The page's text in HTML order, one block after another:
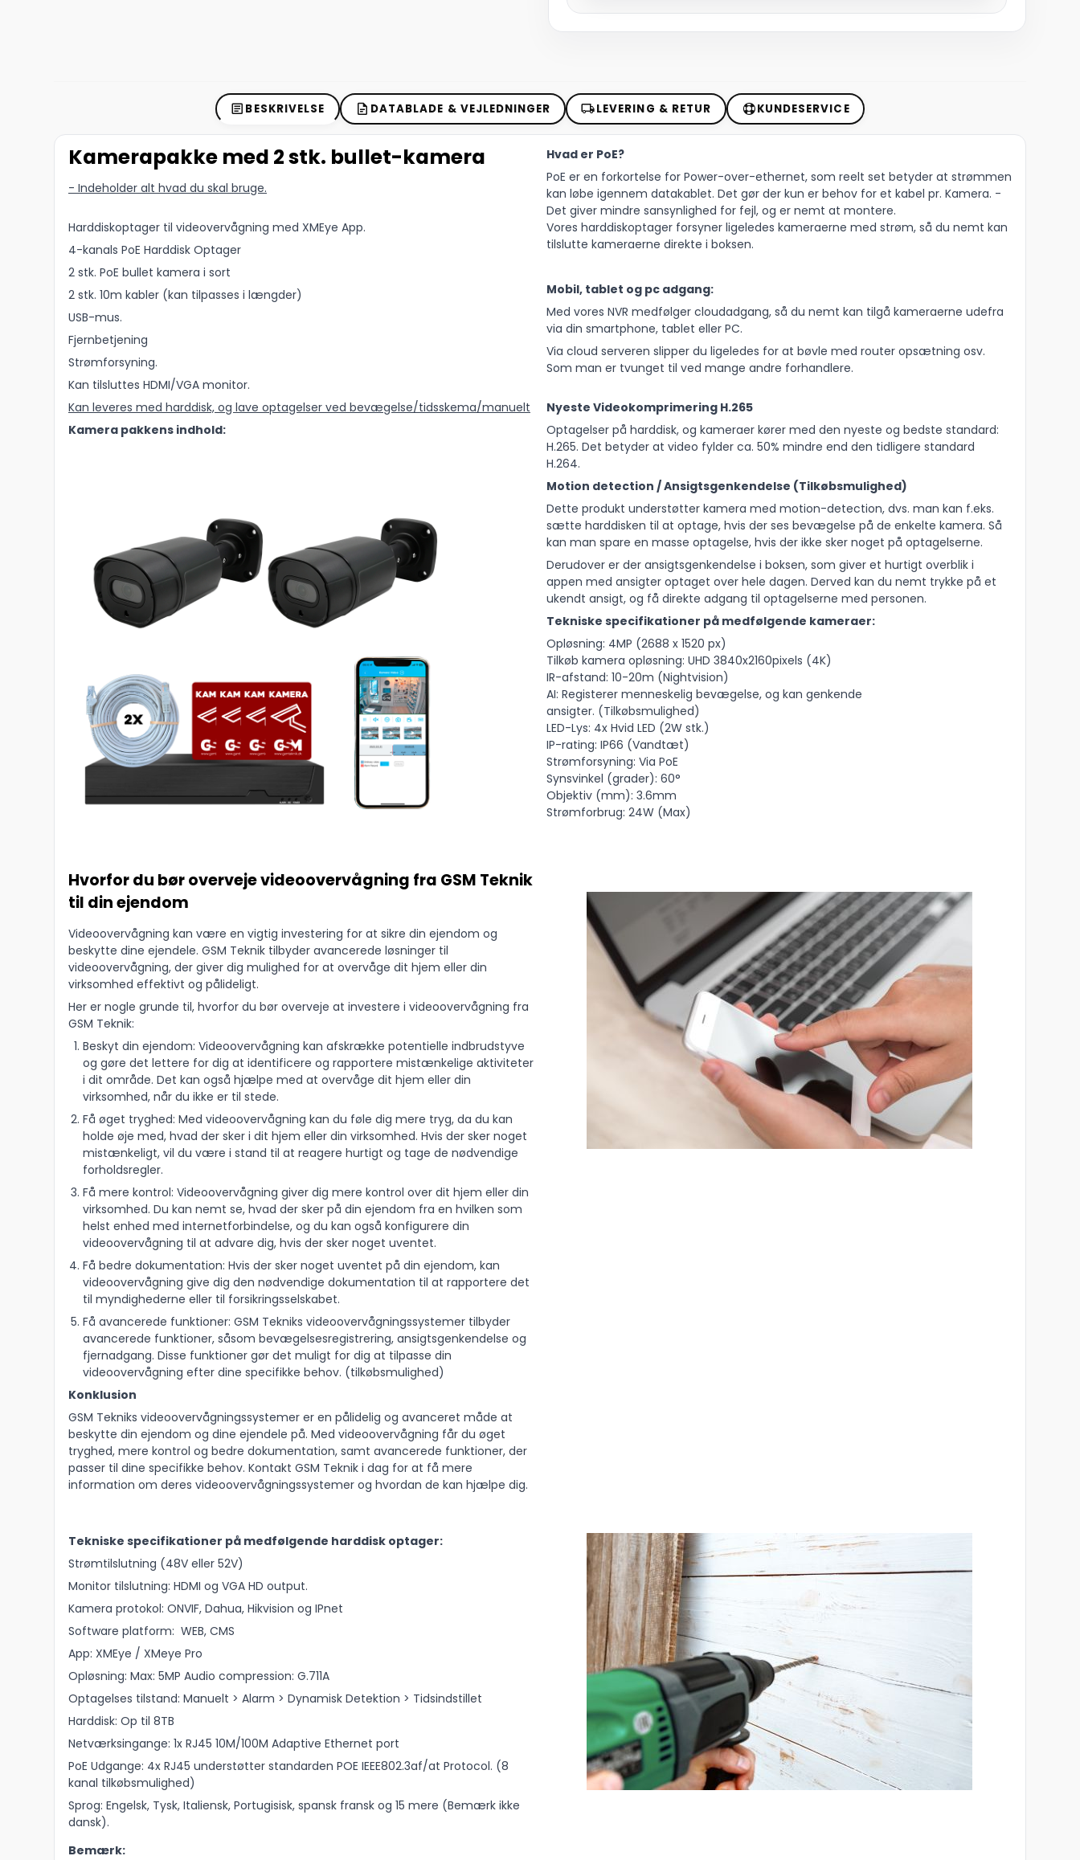
BESKRIVELSE DATABLADE & VEJLEDNINGER LEVERING & RETUR KUNDESERVICE
Kamerapakke med 2 stk. bullet-kamera
- Indeholder alt hvad du skal bruge.
Harddiskoptager til videovervågning med XMEye App.
4-kanals PoE Harddisk Optager
2 stk. PoE bullet kamera i sort
2 stk. 10m kabler (kan tilpasses i længder)
USB-mus.
Fjernbetjening
Strømforsyning.
Kan tilsluttes HDMI/VGA monitor.
Kan leveres med harddisk, og lave optagelser ved bevægelse/tidsskema/manuelt
Kamera pakkens indhold:
Hvad er PoE?
PoE er en forkortelse for Power-over-ethernet, som reelt set betyder at strømmen
kan løbe igennem datakablet. Det gør der kun er behov for et kabel pr. Kamera. -
Det giver mindre sansynlighed for fejl, og er nemt at montere.
Vores harddiskoptager forsyner ligeledes kameraerne med strøm, så du nemt kan
tilslutte kameraerne direkte i boksen.
Mobil, tablet og pc adgang:
Med vores NVR medfølger cloudadgang, så du nemt kan tilgå kameraerne udefra
via din smartphone, tablet eller PC.
Via cloud serveren slipper du ligeledes for at bøvle med router opsætning osv.
Som man er tvunget til ved mange andre forhandlere.
Nyeste Videokomprimering H.265
Optagelser på harddisk, og kameraer kører med den nyeste og bedste standard:
H.265. Det betyder at video fylder ca. 50% mindre end den tidligere standard
H.264.
Motion detection / Ansigtsgenkendelse (Tilkøbsmulighed)
Dette produkt understøtter kamera med motion-detection, dvs. man kan f.eks.
sætte harddisken til at optage, hvis der ses bevægelse på de enkelte kamera. Så
kan man spare en masse optagelse, hvis der ikke sker noget på optagelserne.
Derudover er der ansigtsgenkendelse i boksen, som giver et hurtigt overblik i
appen med ansigter optaget over hele dagen. Derved kan du nemt trykke på et
ukendt ansigt, og få direkte adgang til optagelserne med personen.
Tekniske specifikationer på medfølgende kameraer:
Opløsning: 4MP (2688 x 1520 px)
Tilkøb kamera opløsning: UHD 3840x2160pixels (4K)
IR-afstand: 10-20m (Nightvision)
AI: Registerer menneskelig bevægelse, og kan genkende
ansigter. (Tilkøbsmulighed)
LED-Lys: 4x Hvid LED (2W stk.)
IP-rating: IP66 (Vandtæt)
Strømforsyning: Via PoE
Synsvinkel (grader): 60°
Objektiv (mm): 3.6mm
Strømforbrug: 24W (Max)
Hvorfor du bør overveje videoovervågning fra GSM Teknik
til din ejendom
Videoovervågning kan være en vigtig investering for at sikre din ejendom og
beskytte dine ejendele. GSM Teknik tilbyder avancerede løsninger til
videoovervågning, der giver dig mulighed for at overvåge dit hjem eller din
virksomhed effektivt og pålideligt.
Her er nogle grunde til, hvorfor du bør overveje at investere i videoovervågning fra
GSM Teknik:
Beskyt din ejendom: Videoovervågning kan afskrække potentielle indbrudstyve
og gøre det lettere for dig at identificere og rapportere mistænkelige aktiviteter
i dit område. Det kan også hjælpe med at overvåge dit hjem eller din
virksomhed, når du ikke er til stede.
Få øget tryghed: Med videoovervågning kan du føle dig mere tryg, da du kan
holde øje med, hvad der sker i dit hjem eller din virksomhed. Hvis der sker noget
mistænkeligt, vil du være i stand til at reagere hurtigt og tage de nødvendige
forholdsregler.
Få mere kontrol: Videoovervågning giver dig mere kontrol over dit hjem eller din
virksomhed. Du kan nemt se, hvad der sker på din ejendom fra en hvilken som
helst enhed med internetforbindelse, og du kan også konfigurere din
videoovervågning til at advare dig, hvis der sker noget uventet.
Få bedre dokumentation: Hvis der sker noget uventet på din ejendom, kan
videoovervågning give dig den nødvendige dokumentation til at rapportere det
til myndighederne eller til forsikringsselskabet.
Få avancerede funktioner: GSM Tekniks videoovervågningssystemer tilbyder
avancerede funktioner, såsom bevægelsesregistrering, ansigtsgenkendelse og
fjernadgang. Disse funktioner gør det muligt for dig at tilpasse din
videoovervågning efter dine specifikke behov. (tilkøbsmulighed)
Konklusion
GSM Tekniks videoovervågningssystemer er en pålidelig og avanceret måde at
beskytte din ejendom og dine ejendele på. Med videoovervågning får du øget
tryghed, mere kontrol og bedre dokumentation, samt avancerede funktioner, der
passer til dine specifikke behov. Kontakt GSM Teknik i dag for at få mere
information om deres videoovervågningssystemer og hvordan de kan hjælpe dig.
Tekniske specifikationer på medfølgende harddisk optager:
Strømtilslutning (48V eller 52V)
Monitor tilslutning: HDMI og VGA HD output.
Kamera protokol: ONVIF, Dahua, Hikvision og IPnet
Software platform: WEB, CMS
App: XMEye / XMeye Pro
Opløsning: Max: 5MP Audio compression: G.711A
Optagelses tilstand: Manuelt > Alarm > Dynamisk Detektion > Tidsindstillet
Harddisk: Op til 8TB
Netværksingange: 1x RJ45 10M/100M Adaptive Ethernet port
PoE Udgange: 4x RJ45 understøtter standarden POE IEEE802.3af/at Protocol. (8
kanal tilkøbsmulighed)
Sprog: Engelsk, Tysk, Italiensk, Portugisisk, spansk fransk og 15 mere (Bemærk ikke
dansk).
Bemærk: